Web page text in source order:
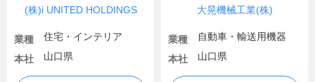
(株)i UNITED HOLDINGS
業種
住宅・インテリア
本社
山口県
大晃機械工業(株)
業種
自動車・輸送用機器
本社
山口県